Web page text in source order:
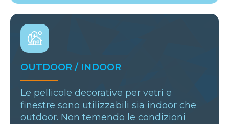
OUTDOOR / INDOOR
Le pellicole decorative per vetri e
finestre sono utilizzabili sia indoor che
outdoor. Non temendo le condizioni